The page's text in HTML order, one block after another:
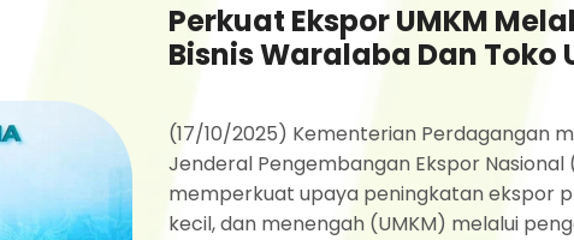
Perkuat Ekspor UMKM
Bisnis Waralaba Dan Toko
(17/10/2025) Kementerian Perdagangan
Jenderal Pengembangan Ekspor Nasional
memperkuat upaya peningkatan ekspor
kecil, dan menengah (UMKM) melalui